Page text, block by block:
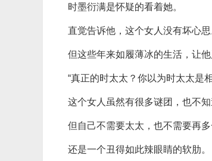
时墨衍满是怀疑的看着她。
直觉告诉他，这个女人没有坏心思
但这些年来如履薄冰的生活，让他
“真正的时太太？你以为时太太是
这个女人虽然有很多谜团，也不
但自己不需要太太，也不需要再多
还是一个丑得如此辣眼睛的软肋。